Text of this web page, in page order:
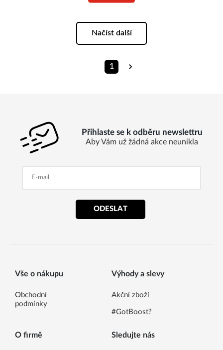
Načíst další
1
Přihlaste se k odběru newslettru
Aby Vám už žádná akce neunikla
ODESLAT
Vše o nákupu
Obchodní
podmínky
Výhody a slevy
Akční zboží
#GotBoost?
O firmě Sledujte nás